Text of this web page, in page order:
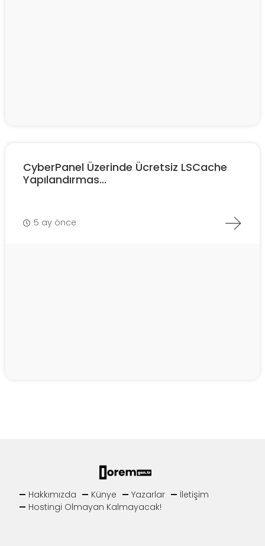
CyberPanel Üzerinde Ücretsiz LSCache
Yapılandırmas...
5 ay önce
Hakkımızda Künye Yazarlar
İletişim
Hostingi Olmayan Kalmayacak!